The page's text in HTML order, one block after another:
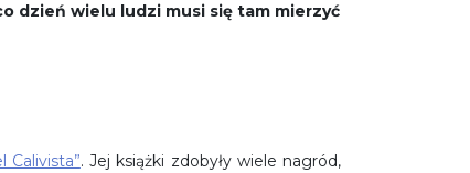
dzień wielu ludzi musi się tam mierzyć
Calivista”. Jej książki zdobyły wiele nagród,